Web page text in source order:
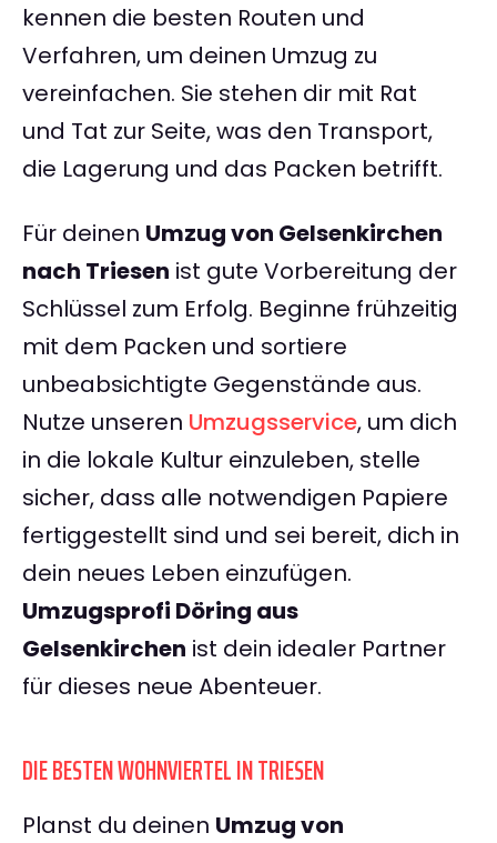
kennen die besten Routen und
Verfahren, um deinen Umzug zu
vereinfachen. Sie stehen dir mit Rat
und Tat zur Seite, was den Transport,
die Lagerung und das Packen betrifft.
Für deinen Umzug von Gelsenkirchen
nach Triesen ist gute Vorbereitung der
Schlüssel zum Erfolg. Beginne frühzeitig
mit dem Packen und sortiere
unbeabsichtigte Gegenstände aus.
Nutze unseren Umzugsservice, um dich
in die lokale Kultur einzuleben, stelle
sicher, dass alle notwendigen Papiere
fertiggestellt sind und sei bereit, dich in
dein neues Leben einzufügen.
Umzugsprofi Döring aus
Gelsenkirchen ist dein idealer Partner
für dieses neue Abenteuer.
DIE BESTEN WOHNVIERTEL IN TRIESEN
Planst du deinen Umzug von